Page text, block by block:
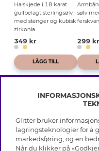
Halskjede i 18 karat
gullbelagt sterlingsølv
med stenger og kubisk
zirkonia
349 kr
LÄGG TILL
sølv
299 kr
Glitter bruker
lagringsteknologier for å
markedsføring, og en
Når du klikker på